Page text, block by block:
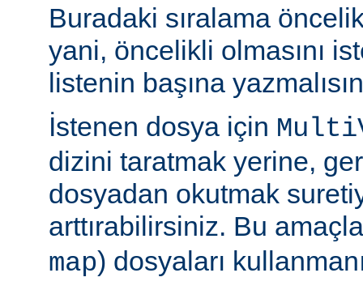
Buradaki sıralama
yani, öncelikli olmasını
listenin başına
İstenen dosya için
dizini taratmak yerine,
dosyadan okutmak
arttırabilirsiniz. Bu
map) dosyaları